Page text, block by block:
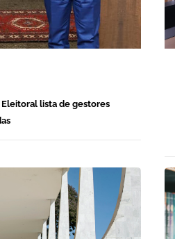
Eleitoral lista de gestores